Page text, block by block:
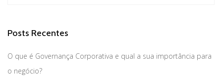
Posts Recentes
O que é Governança Corporativa e qual a sua importância para
o negócio?